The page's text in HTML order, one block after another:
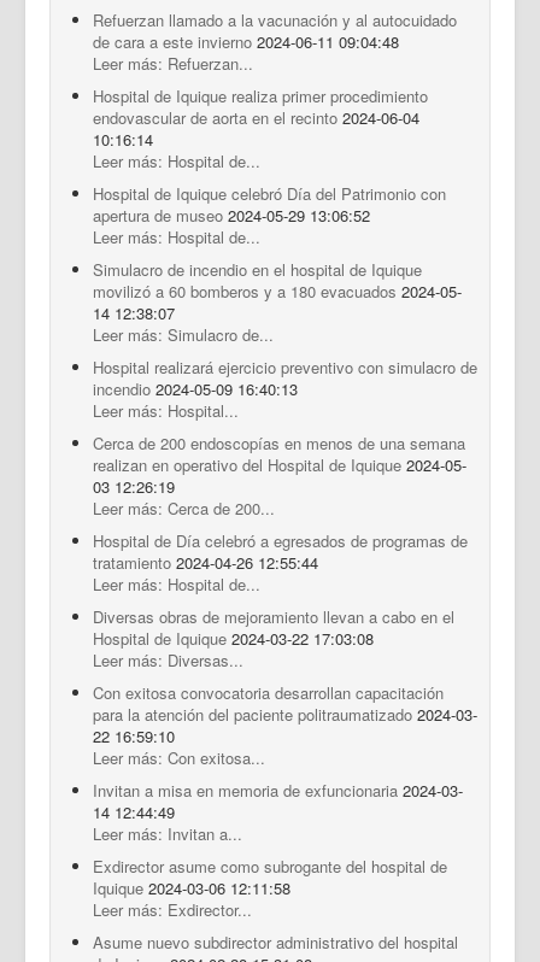
Refuerzan llamado a la vacunación y al autocuidado
de cara a este invierno 2024-06-11 09:04:48
Leer más: Refuerzan...
Hospital de Iquique realiza primer procedimiento
endovascular de aorta en el recinto 2024-06-04
10:16:14
Leer más: Hospital de...
Hospital de Iquique celebró Día del Patrimonio con
apertura de museo 2024-05-29 13:06:52
Leer más: Hospital de...
Simulacro de incendio en el hospital de Iquique
movilizó a 60 bomberos y a 180 evacuados 2024-05-
14 12:38:07
Leer más: Simulacro de...
Hospital realizará ejercicio preventivo con simulacro de
incendio 2024-05-09 16:40:13
Leer más: Hospital...
Cerca de 200 endoscopías en menos de una semana
realizan en operativo del Hospital de Iquique 2024-05-
03 12:26:19
Leer más: Cerca de 200...
Hospital de Día celebró a egresados de programas de
tratamiento 2024-04-26 12:55:44
Leer más: Hospital de...
Diversas obras de mejoramiento llevan a cabo en el
Hospital de Iquique 2024-03-22 17:03:08
Leer más: Diversas...
Con exitosa convocatoria desarrollan capacitación
para la atención del paciente politraumatizado 2024-03-
22 16:59:10
Leer más: Con exitosa...
Invitan a misa en memoria de exfuncionaria 2024-03-
14 12:44:49
Leer más: Invitan a...
Exdirector asume como subrogante del hospital de
Iquique 2024-03-06 12:11:58
Leer más: Exdirector...
Asume nuevo subdirector administrativo del hospital